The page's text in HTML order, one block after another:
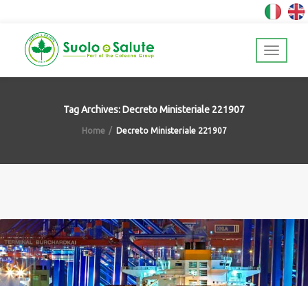
Tag Archives: Decreto Ministeriale 221907
Home Decreto Ministeriale 221907